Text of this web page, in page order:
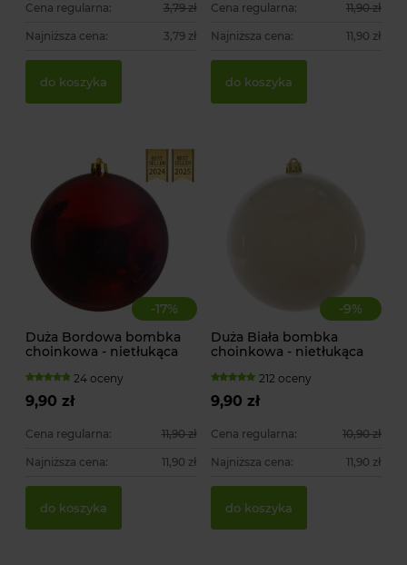
Cena regularna: 3,79 zł
Najniższa cena: 3,79 zł
do koszyka
Cena regularna: 11,90 zł
Najniższa cena: 11,90 zł
do koszyka
-17%
Duża Bordowa bombka
choinkowa - nietłukąca
24 oceny
9,90 zł
Cena regularna: 11,90 zł
Najniższa cena: 11,90 zł
do koszyka
-9%
Duża Biała bombka
choinkowa - nietłukąca
212 oceny
9,90 zł
Cena regularna: 10,90 zł
Najniższa cena: 11,90 zł
do koszyka